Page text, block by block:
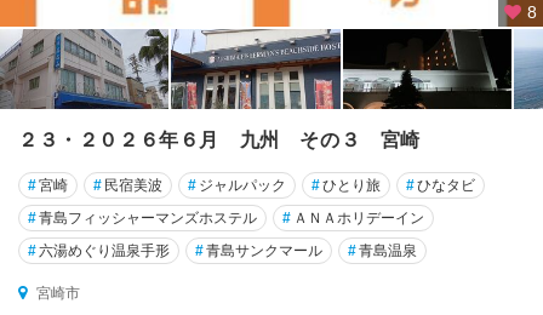
8
２３・２０２６年６月 九州 その３ 宮崎
#宮崎 # 民宿美波 # ジャルパック #ひとり旅 #ひなタビ
#青島フィッシャーマンズホステル # ＡＮＡホリデーイン
#六湯めぐり温泉手形 #青島サンクマール #青島温泉
宮崎市